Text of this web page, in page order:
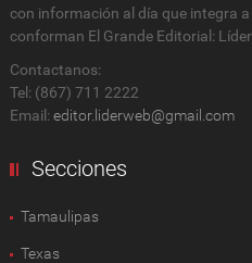
con información al día que integra
conforman El Grande Editorial:
Contactanos:
Tel: (867) 711 2222
Email: editor.liderweb@gmail.com
Secciones
Tamaulipas
Texas